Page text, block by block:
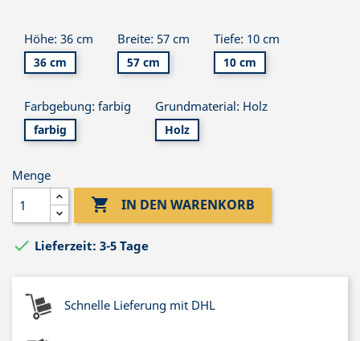
Höhe: 36 cm
36 cm
Breite: 57 cm
57 cm
Tiefe: 10 cm
10 cm
Farbgebung: farbig
farbig
Grundmaterial: Holz
Holz
Menge
 IN DEN WARENKORB
 Lieferzeit: 3-5 Tage
Schnelle Lieferung mit DHL